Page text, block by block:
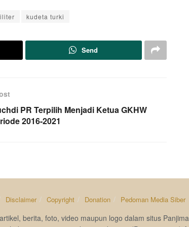
kudeta turki
Send
PR Terpilih Menjadi Ketua GKHW
2016-2021
Disclaimer Copyright Donation Pedoman Media Siber
berita, foto, video maupun logo dalam situs